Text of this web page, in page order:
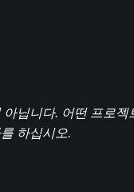
아닙니다. 어떤 프로젝
하십시오.